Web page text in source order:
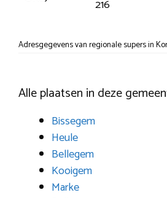
216
Adresgegevens van regionale supers in
Alle plaatsen in deze
Bissegem
Heule
Bellegem
Kooigem
Marke